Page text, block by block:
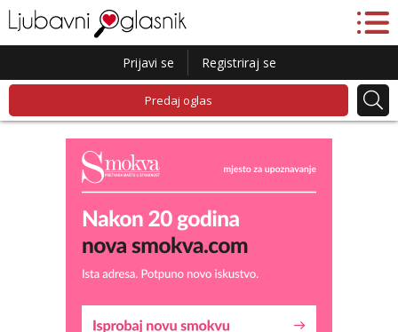
Prijavi se Registriraj se
Predaj oglas